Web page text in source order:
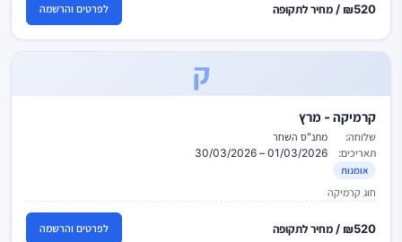
₪520 / מחיר לתקופה לפרטים והרשמה
ק
קרמיקה - מרץ
שלוחה:
מתנ"ס השחר
תאריכים:
01/03/2026 – 30/03/2026
אומנות
חוג קרמיקה
₪520 / מחיר לתקופה לפרטים והרשמה